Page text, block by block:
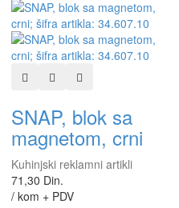
Dodaj u listu želja
Dodaj u listu za
SNAP, blok sa
magnetom, crni
Kuhinjski reklamni artikli
71,30 Din.
/ kom + PDV